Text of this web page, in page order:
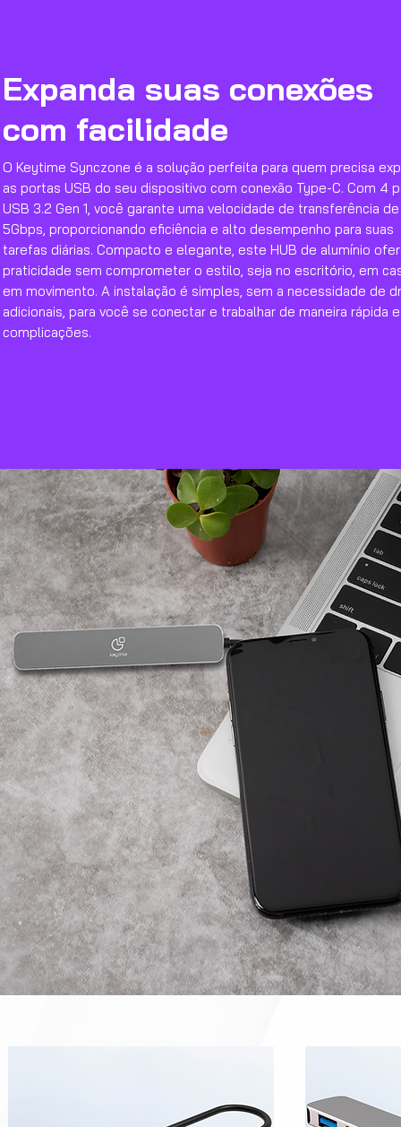
Expanda suas conexões
com facilidade
O Keytime Synczone é a solução perfeita para quem precisa
as portas USB do seu dispositivo com conexão Type-C. Com 4
USB 3.2 Gen 1, você garante uma velocidade de transferência
5Gbps, proporcionando eficiência e alto desempenho para suas
tarefas diárias. Compacto e elegante, este HUB de alumínio
praticidade sem comprometer o estilo, seja no escritório, em
em movimento. A instalação é simples, sem a necessidade de
adicionais, para você se conectar e trabalhar de maneira rápida
complicações.